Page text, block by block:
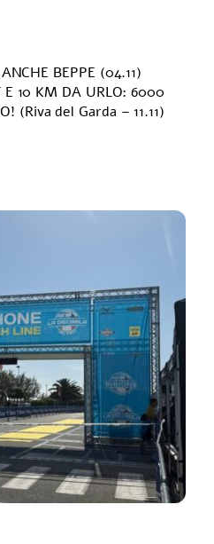
BEPPE (04.11)
E 10 KM DA URLO: 6000
(Riva del Garda – 11.11)